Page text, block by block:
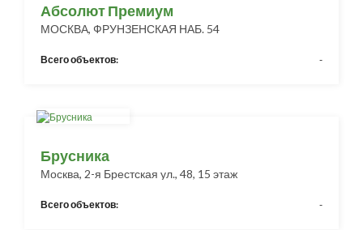
Абсолют Премиум
МОСКВА, ФРУНЗЕНСКАЯ НАБ. 54
Всего объектов: -
Брусника
Москва, 2-я Брестская ул., 48, 15 этаж
Всего объектов: -